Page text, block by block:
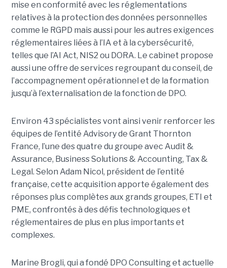
mise en conformité avec les réglementations
relatives à la protection des données personnelles
comme le RGPD mais aussi pour les autres exigences
réglementaires liées à l’IA et à la cybersécurité,
telles que l’AI Act, NIS2 ou DORA. Le cabinet propose
aussi une offre de services regroupant du conseil, de
l’accompagnement opérationnel et de la formation
jusqu’à l’externalisation de la fonction de DPO.
Environ 43 spécialistes vont ainsi venir renforcer les
équipes de l’entité Advisory de Grant Thornton
France, l’une des quatre du groupe avec Audit &
Assurance, Business Solutions & Accounting, Tax &
Legal. Selon Adam Nicol, président de l’entité
française, cette acquisition apporte également des
réponses plus complètes aux grands groupes, ETI et
PME, confrontés à des défis technologiques et
réglementaires de plus en plus importants et
complexes.
Marine Brogli, qui a fondé DPO Consulting et actuelle